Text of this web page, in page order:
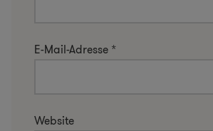
E-Mail-Adresse *
Website